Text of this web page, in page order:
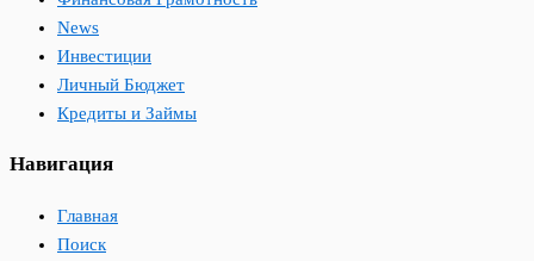
News
Инвестиции
Личный Бюджет
Кредиты и Займы
Навигация
Главная
Поиск